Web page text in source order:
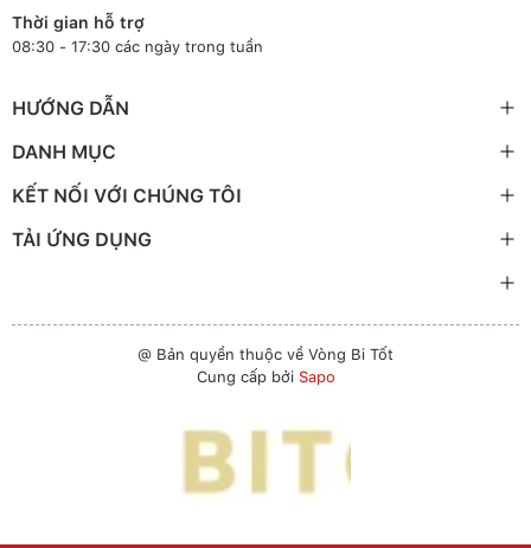
Thời gian hỗ trợ
08:30 - 17:30 các ngày trong tuần
HƯỚNG DẪN
DANH MỤC
KẾT NỐI VỚI CHÚNG TÔI
TẢI ỨNG DỤNG
@ Bản quyền thuộc về Vòng Bi Tốt
Cung cấp bởi Sapo